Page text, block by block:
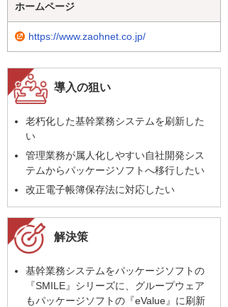
ホームページ
https://www.zaohnet.co.jp/
導入の狙い
老朽化した基幹業務システムを刷新した
い
管理業務が属人化しやすい自社開発シス
テムからパッケージソフトへ移行したい
改正電子帳簿保存法に対応したい
解決策
基幹業務システムをパッケージソフトの
『SMILE』シリーズに、グループウェア
もパッケージソフトの『eValue』に刷新